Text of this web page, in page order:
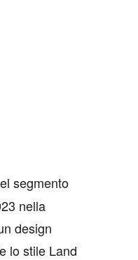
segmento
nella
design
lo stile Land